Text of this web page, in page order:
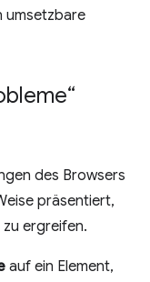
umsetzbare
des Browsers
präsentiert,
ergreifen.
auf ein Element,